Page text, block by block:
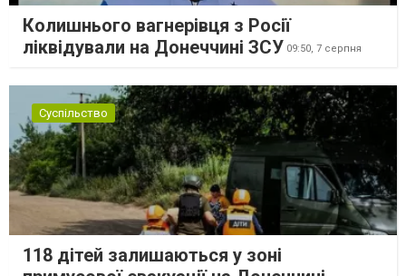
Колишнього вагнерівця з Росії
ліквідували на Донеччині ЗСУ 09:50, 7 серпня
Суспільство
118 дітей залишаються у зоні